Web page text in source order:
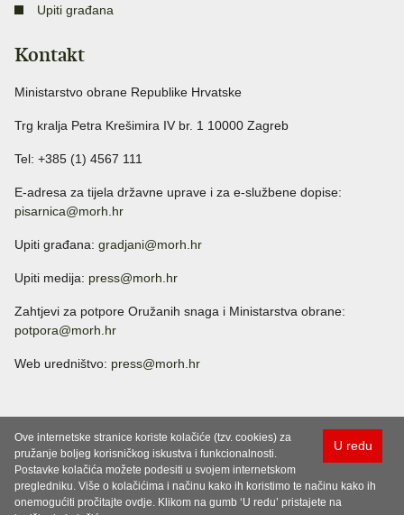
Upiti građana
Kontakt
Ministarstvo obrane Republike Hrvatske
Trg kralja Petra Krešimira IV br. 1 10000 Zagreb
Tel: +385 (1) 4567 111
E-adresa za tijela državne uprave i za e-službene dopise:
pisarnica@morh.hr
Upiti građana: gradjani@morh.hr
Upiti medija: press@morh.hr
Zahtjevi za potpore Oružanih snaga i Ministarstva obrane:
potpora@morh.hr
Web uredništvo: press@morh.hr
U redu
Ove internetske stranice koriste kolačiće (tzv. cookies) za
pružanje boljeg korisničkog iskustva i funkcionalnosti.
Postavke kolačića možete podesiti u svojem internetskom
pregledniku. Više o kolačićima i načinu kako ih koristimo te načinu kako ih
onemogućiti pročitajte ovdje. Klikom na gumb ‘U redu’ pristajete na